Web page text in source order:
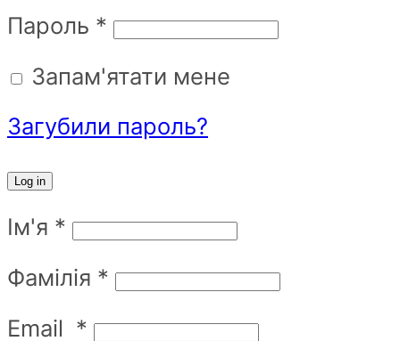
Пароль *
Запам'ятати мене
Загубили пароль?
Log in
Ім'я *
Фамілія *
Email *